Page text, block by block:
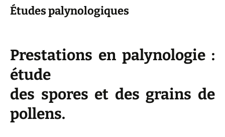
Études palynologiques
Prestations en palynologie :
étude
des spores et des grains de
pollens.